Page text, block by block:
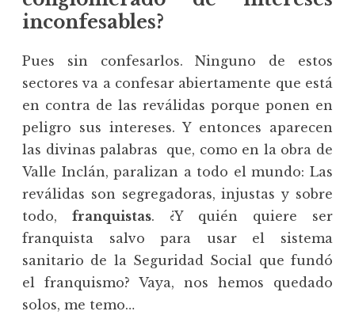
inconfesables?
Pues sin confesarlos. Ninguno de estos
sectores va a confesar abiertamente que está
en contra de las reválidas porque ponen en
peligro sus intereses. Y entonces aparecen
las divinas palabras que, como en la obra de
Valle Inclán, paralizan a todo el mundo: Las
reválidas son segregadoras, injustas y sobre
todo, franquistas. ¿Y quién quiere ser
franquista salvo para usar el sistema
sanitario de la Seguridad Social que fundó
el franquismo? Vaya, nos hemos quedado
solos, me temo…